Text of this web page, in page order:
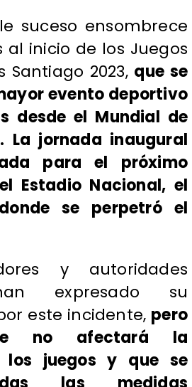
suceso ensombrece
al inicio de los Juegos
Santiago 2023, que se
evento deportivo
desde el Mundial de
La jornada inaugural
para el próximo
Estadio Nacional, el
se perpetró el
y autoridades
expresado su
este incidente, pero
no afectará la
los juegos y que se